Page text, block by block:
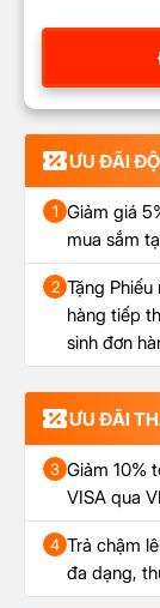
ƯU ĐÃI
1 Giảm giá
mua sắm
2 Tặng
hàng tiếp
sinh đơn
ƯU ĐÃI
3 Giảm 10%
VISA qua
4 Trả chậm
đa dạng,